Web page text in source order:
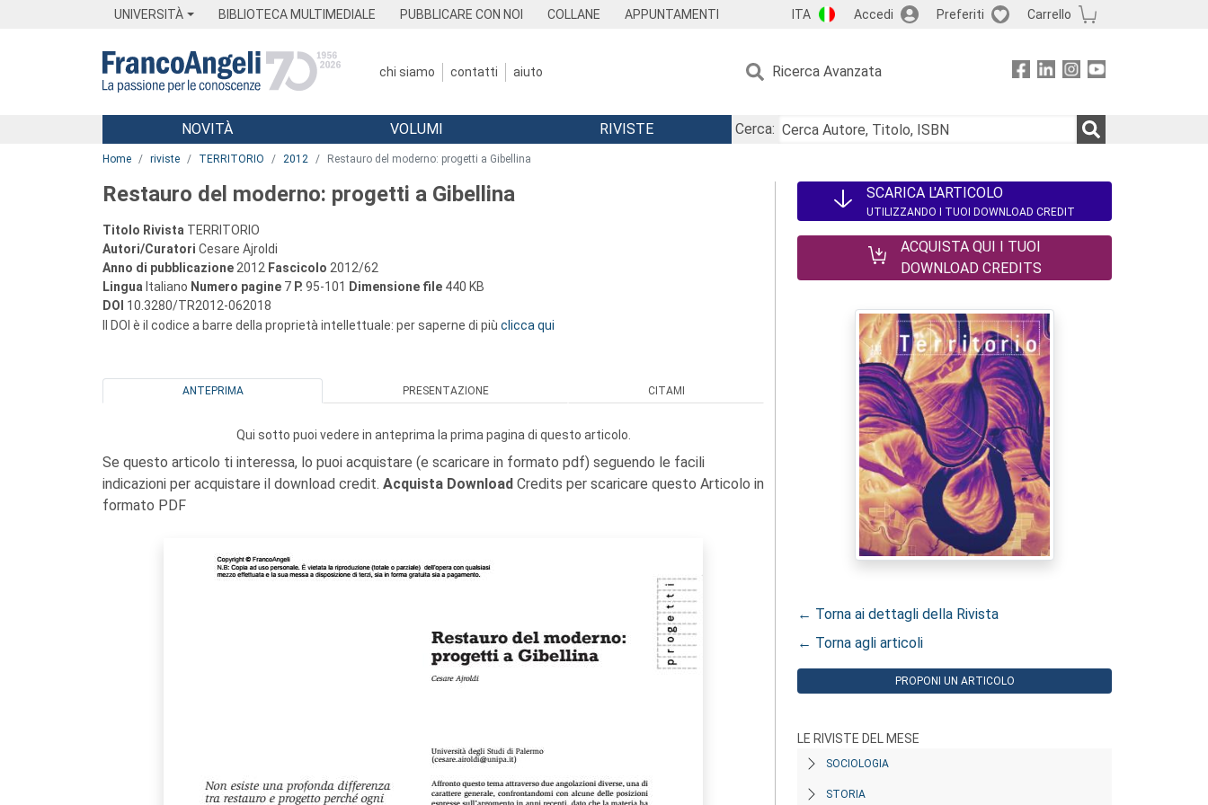
UNIVERSITÀ BIBLIOTECA MULTIMEDIALE PUBBLICARE CON NOI COLLANE APPUNTAMENTI ITA Accedi Preferiti Carrello
chi siamo contatti aiuto Ricerca Avanzata
Menu
NOVITÀ VOLUMI RIVISTE
Cerca:
Home riviste TERRITORIO 2012 Restauro del moderno: progetti a Gibellina
Restauro del moderno: progetti a Gibellina
Titolo Rivista TERRITORIO
Autori/Curatori Cesare Ajroldi
Anno di pubblicazione 2012 Fascicolo 2012/62
Lingua Italiano Numero pagine 7 P. 95-101 Dimensione file 440 KB
DOI 10.3280/TR2012-062018
Il DOI è il codice a barre della proprietà intellettuale: per saperne di più clicca qui
ANTEPRIMA PRESENTAZIONE CITAMI
Qui sotto puoi vedere in anteprima la prima pagina di questo articolo.
Se questo articolo ti interessa, lo puoi acquistare (e scaricare in formato pdf) seguendo le facili
indicazioni per acquistare il download credit. Acquista Download Credits per scaricare questo Articolo in
formato PDF
SCARICA L'ARTICOLO
UTILIZZANDO I TUOI DOWNLOAD CREDIT
ACQUISTA QUI I TUOI
DOWNLOAD CREDITS
← Torna ai dettagli della Rivista
← Torna agli articoli
PROPONI UN ARTICOLO
LE RIVISTE DEL MESE
SOCIOLOGIA
STORIA